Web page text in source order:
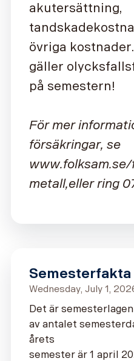
akutersättning,
övriga
gäller
på semestern!
För mer
försäkringar, se
metall,eller ring
Semesterfakta
Wednesday, July 1,
Det är
av antalet
årets
semester är 1 april